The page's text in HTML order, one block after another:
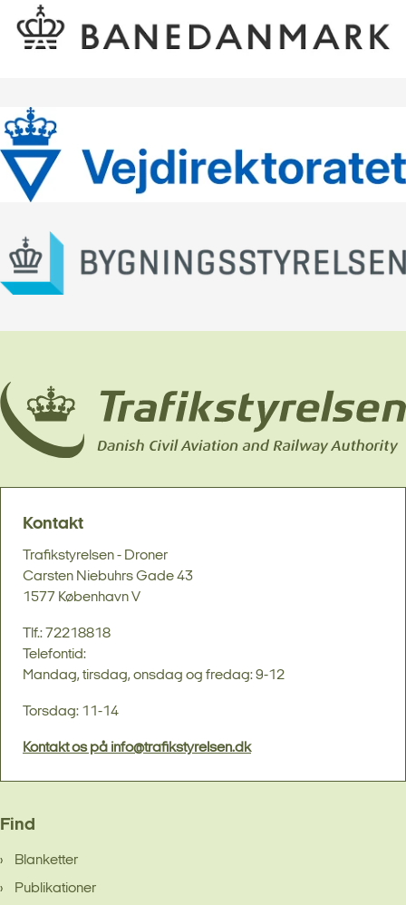
Kontakt
Trafikstyrelsen - Droner
Carsten Niebuhrs Gade 43
1577 København V
Tlf.: 72218818
Telefontid:
Mandag, tirsdag, onsdag og fredag: 9-12
Torsdag: 11-14
Kontakt os på info@trafikstyrelsen.dk
Find
Blanketter
Publikationer